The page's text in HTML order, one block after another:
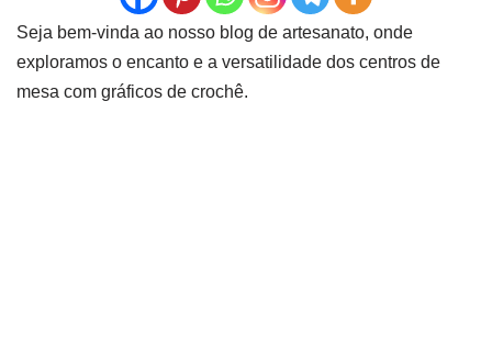
Seja bem-vinda ao nosso blog de artesanato, onde
exploramos o encanto e a versatilidade dos centros de
mesa com gráficos de crochê.